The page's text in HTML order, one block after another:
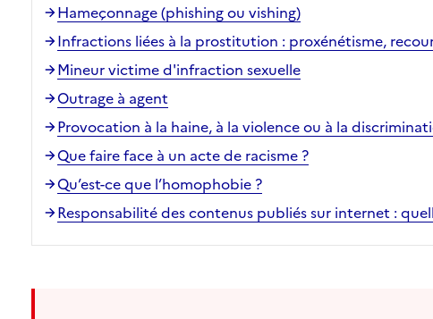
Hameçonnage (phishing ou vishing)
Infractions liées à la prostitution : proxénétisme,
Mineur victime d'infraction sexuelle
Outrage à agent
Provocation à la haine, à la violence ou à la
Que faire face à un acte de racisme ?
Qu’est-ce que l’homophobie ?
Responsabilité des contenus publiés sur internet :